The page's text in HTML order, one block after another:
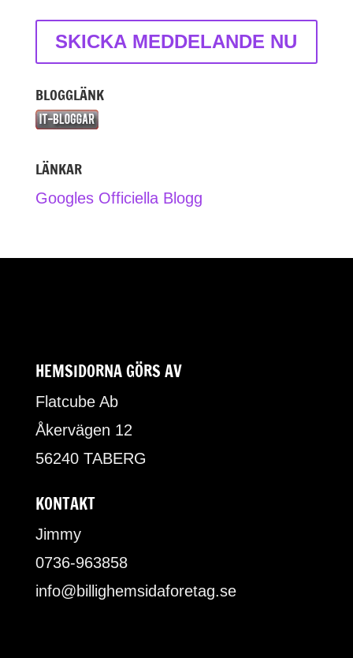
BLOGGLÄNK
LÄNKAR
Googles Officiella Blogg
HEMSIDORNA GÖRS AV
Flatcube Ab
Åkervägen 12
56240 TABERG
KONTAKT
Jimmy
0736-963858
info@billighemsidaforetag.se